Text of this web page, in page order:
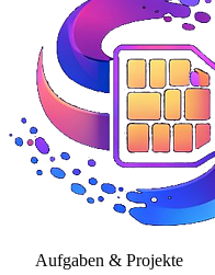
Aufgaben & Projekte